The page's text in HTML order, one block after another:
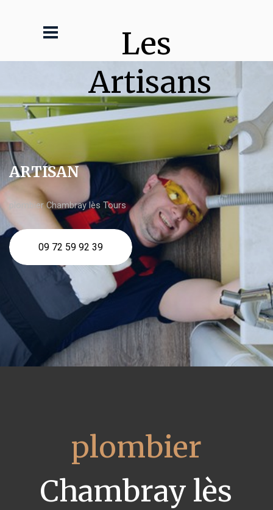
Les
Artisans
ARTISAN
plombier Chambray lès Tours
09 72 59 92 39
plombier
Chambray lès